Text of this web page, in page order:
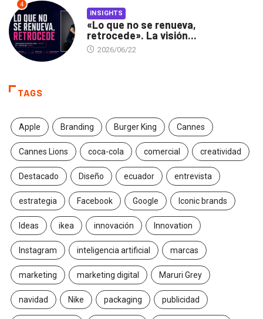
4
INSIGHTS
«Lo que no se renueva,
retrocede». La visión...
2026/06/22
TAGS
Apple Branding Burger King Cannes
Cannes Lions coca-cola comercial creatividad
Destacado Diseño ecuador entrevista
estrategia Facebook Google Iconic brands
Ideas ikea innovación Innovation
Instagram inteligencia artificial marcas
marketing marketing digital Maruri Grey
navidad Nike packaging publicidad